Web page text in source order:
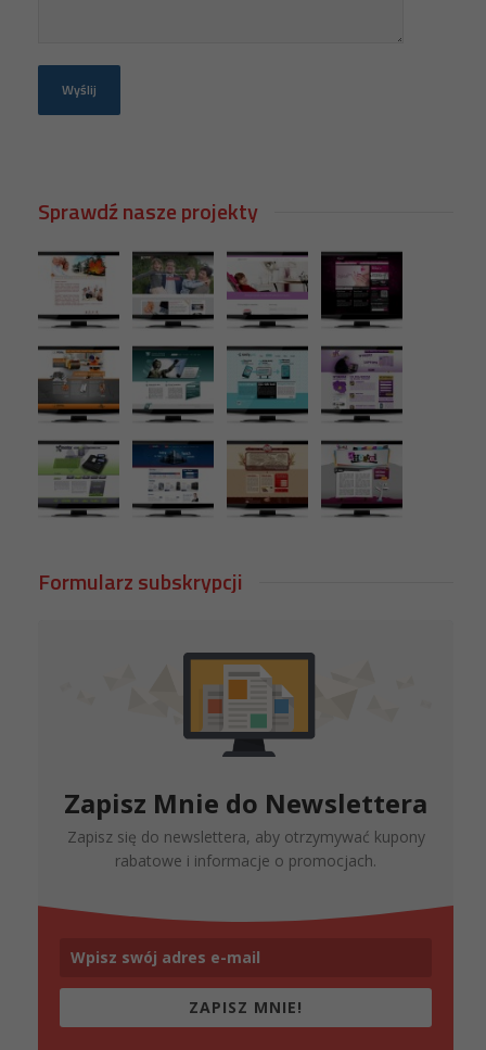
Sprawdź nasze projekty
Formularz subskrypcji
Zapisz Mnie do Newslettera
Zapisz się do newslettera, aby otrzymywać kupony
rabatowe i informacje o promocjach.
ZAPISZ MNIE!